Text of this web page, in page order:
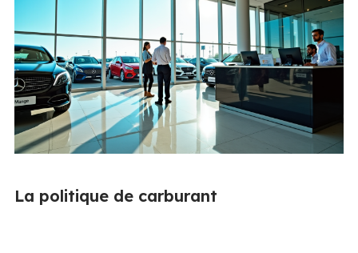
La politique de carburant